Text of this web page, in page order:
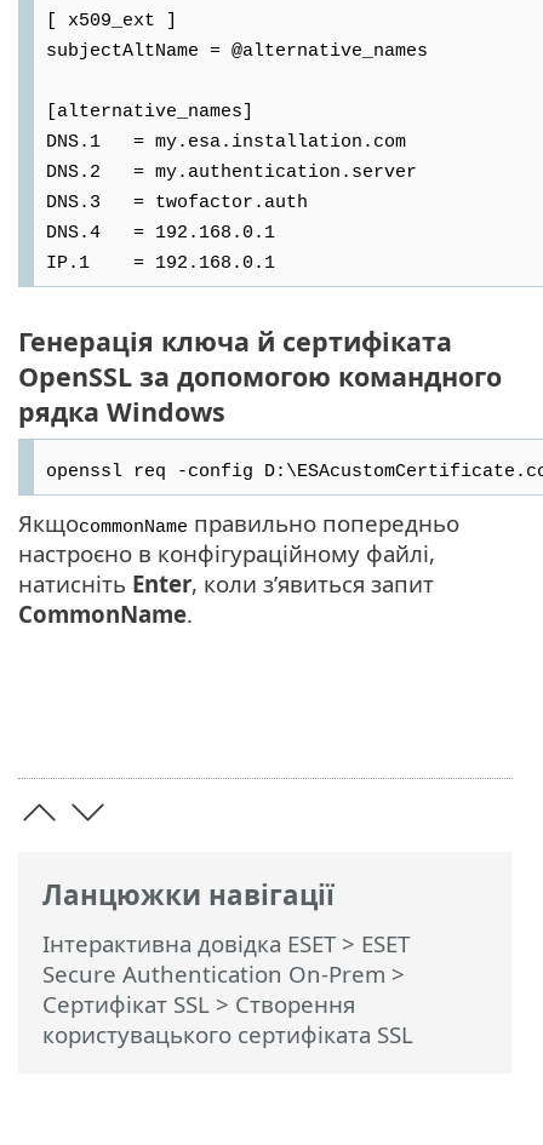
Ланцюжки навігації
Інтерактивна довідка ESET> ESET
Secure Authentication On-Prem >
Сертифікат SSL > Створення
користувацького сертифіката SSL
[ x509_ext ]
subjectAltName = @alternative_names
[alternative_names]
DNS.1 = my.esa.installation.com
DNS.2 = my.authentication.server
DNS.3 = twofactor.auth
DNS.4 = 192.168.0.1
IP.1 = 192.168.0.1
Генерація ключа й сертифіката
OpenSSL за допомогою командного
рядка Windows
openssl req -config
ЯкщоcommonName правильно попередньо
настроєно в конфігураційному файлі,
натисніть Enter, коли з’явиться запит
CommonName.